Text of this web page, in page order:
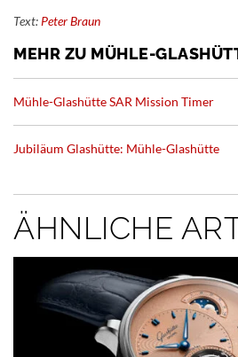
Text: Peter Braun
MEHR ZU MÜHLE-
Mühle-Glashütte SAR Mission Timer
Jubiläum Glashütte: Mühle-Glashütte
ÄHNLICHE